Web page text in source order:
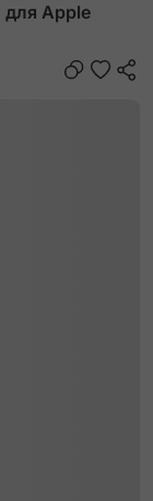
для Apple